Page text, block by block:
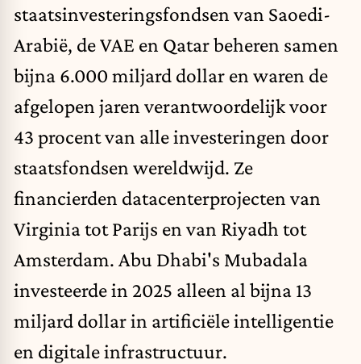
staatsinvesteringsfondsen van Saoedi-
Arabië, de VAE en Qatar beheren samen
bijna 6.000 miljard dollar en waren de
afgelopen jaren verantwoordelijk voor
43 procent van alle investeringen door
staatsfondsen wereldwijd. Ze
financierden datacenterprojecten van
Virginia tot Parijs en van Riyadh tot
Amsterdam. Abu Dhabi's Mubadala
investeerde in 2025 alleen al bijna 13
miljard dollar in artificiële intelligentie
en digitale infrastructuur.